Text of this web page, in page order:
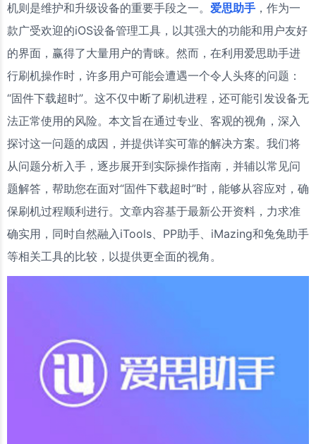
机则是维护和升级设备的重要手段之一。 爱思助手 ，作为一
款广受欢迎的iOS设备管理工具，以其强大的功能和用户友好
的界面，赢得了大量用户的青睐。然而，在利用爱思助手进
行刷机操作时，许多用户可能会遭遇一个令人头疼的问题：
“固件下载超时”。这不仅中断了刷机进程，还可能引发设备无
法正常使用的风险。本文旨在通过专业、客观的视角，深入
探讨这一问题的成因，并提供详实可靠的解决方案。我们将
从问题分析入手，逐步展开到实际操作指南，并辅以常见问
题解答，帮助您在面对“固件下载超时”时，能够从容应对，确
保刷机过程顺利进行。文章内容基于最新公开资料，力求准
确实用，同时自然融入iTools、PP助手、iMazing和兔兔助手
等相关工具的比较，以提供更全面的视角。